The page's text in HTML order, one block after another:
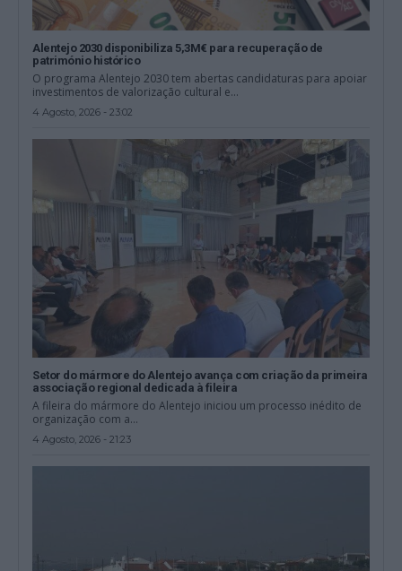
Alentejo 2030 disponibiliza 5,3M€ para recuperação de
património histórico
O programa Alentejo 2030 tem abertas candidaturas para apoiar
investimentos de valorização cultural e...
4 Agosto, 2026 - 23:02
Setor do mármore do Alentejo avança com criação da primeira
associação regional dedicada à fileira
A fileira do mármore do Alentejo iniciou um processo inédito de
organização com a...
4 Agosto, 2026 - 21:23